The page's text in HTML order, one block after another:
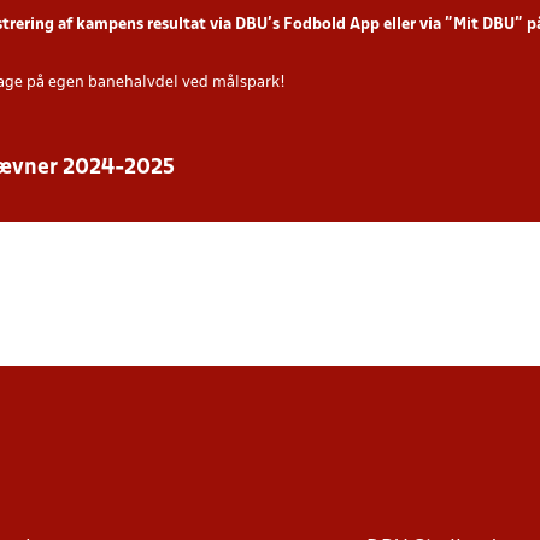
af kampens resultat via DBU’s Fodbold App eller via ”Mit DBU”
på egen banehalvdel ved målspark!
2024-2025